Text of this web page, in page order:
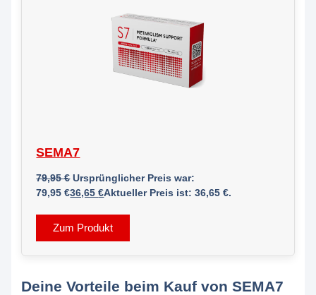
SEMA7
79,95€ Ursprünglicher Preis war:
79,95 €36,65€Aktueller Preis ist: 36,65 €.
Zum Produkt
Deine Vorteile beim Kauf von SEMA7